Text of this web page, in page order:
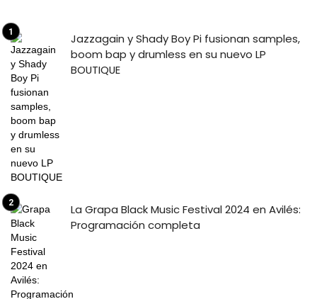
Jazzagain y Shady Boy Pi fusionan samples,
boom bap y drumless en su nuevo LP
BOUTIQUE
La Grapa Black Music Festival 2024 en Avilés:
Programación completa